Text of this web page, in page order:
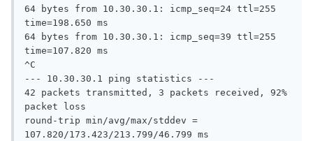
64 bytes from 10.30.30.1: icmp_seq=24 ttl=255
time=198.650 ms
64 bytes from 10.30.30.1: icmp_seq=39 ttl=255
time=107.820 ms
^C
--- 10.30.30.1 ping statistics ---
42 packets transmitted, 3 packets received, 92%
packet loss
round-trip min/avg/max/stddev =
107.820/173.423/213.799/46.799 ms